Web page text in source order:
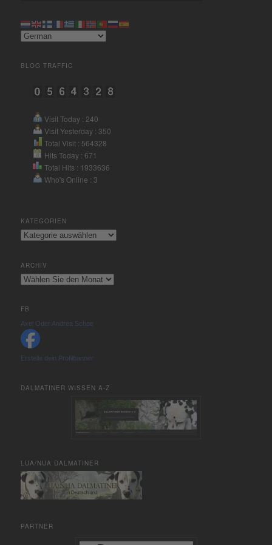
Mehr Informationen
Consent Management Platform
BLOG TRAFFIC
Visit Today : 240
Visit Yesterday : 350
Total Visit : 564328
Hits Today : 671
Total Hits : 1933636
Who's Online : 3
KATEGORIEN
Kategorien
ARCHIV
Archiv
FB
Axel Oder Andrea Schoe
Erstelle dein Profilbanner
DALMATINER WISSEN A-Z
LUA/NUA DALMATINER
PARTNER